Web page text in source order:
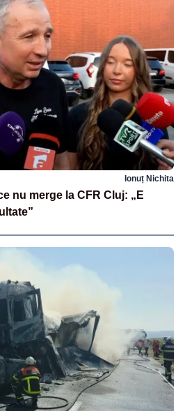
Ionuț Nichita
nu merge la CFR Cluj: „E